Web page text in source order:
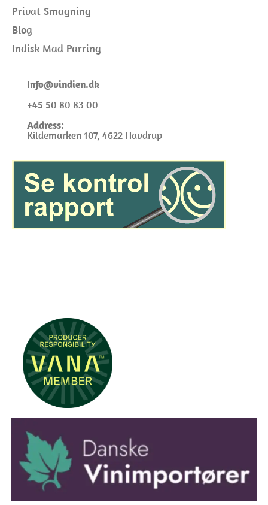
Privat Smagning
Blog
Indisk Mad Parring
Info@vindien.dk
+45 50 80 83 00
Address:
Kildemarken 107, 4622 Havdrup